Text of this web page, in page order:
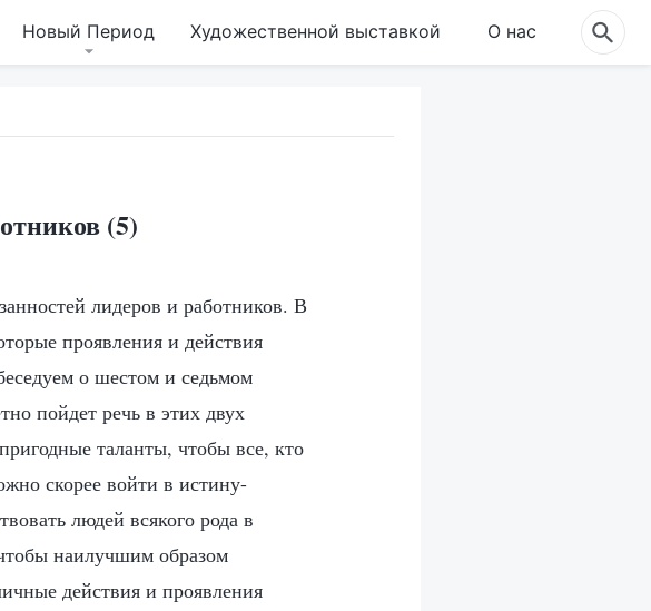
Новый Период Художественной выставкой О нас
(5)
лидеров и работников. В
проявления и действия
о шестом и седьмом
пойдет речь в этих двух
таланты, чтобы все, кто
скорее войти в истину-
людей всякого рода в
наилучшим образом
действия и проявления